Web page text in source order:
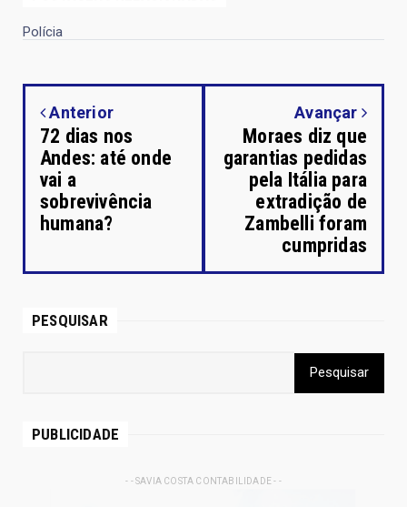
Polícia
Anterior
72 dias nos
Andes: até onde
vai a
sobrevivência
humana?
Avançar
Moraes diz que
garantias pedidas
pela Itália para
extradição de
Zambelli foram
cumpridas
PESQUISAR
PUBLICIDADE
- - SAVIA COSTA CONTABILIDADE - -